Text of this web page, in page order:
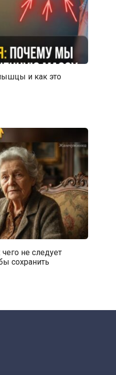
и как это
не следует
сохранить